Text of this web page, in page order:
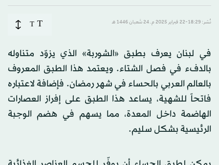
نُشر: 18:29-22 فبراير 2025 م ـ 24 شَعبان 1446 هـ T
T
في لبنان يعرف بطبق «الشوربة» الذي يزوّد متناوله
بالدفء في فصل الشتاء. ويعتمد هذا الطبق المعروف
بالعالم العربي بالحساء في شهر رمضان. فإضافة لاعتباره
فاتحاً للشهية، يساعد هذا الطبق على إفراز العصارات
الهاضمة داخل المعدة، مما يسهم في هضم الوجبة
الرئيسية بشكل سليم.